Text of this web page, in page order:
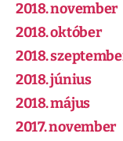
2018. november
2018. október
2018.
2018. június
2018. május
2017. november